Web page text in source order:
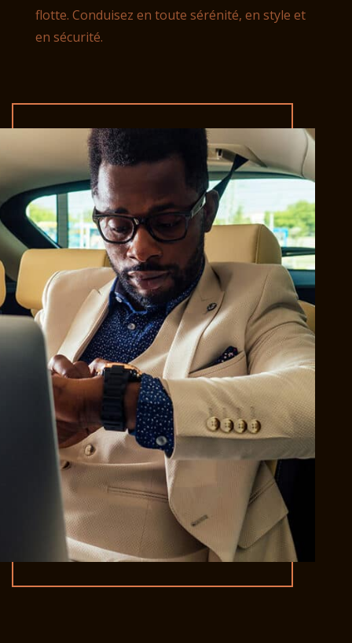
flotte. Conduisez en toute sérénité, en style et
en sécurité.